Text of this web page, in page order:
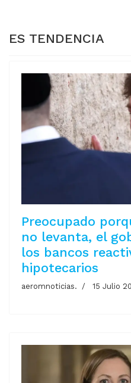
ES TENDENCIA
Preocupado
no levanta, el
los bancos
hipotecarios
aeromnoticias. 15 Julio